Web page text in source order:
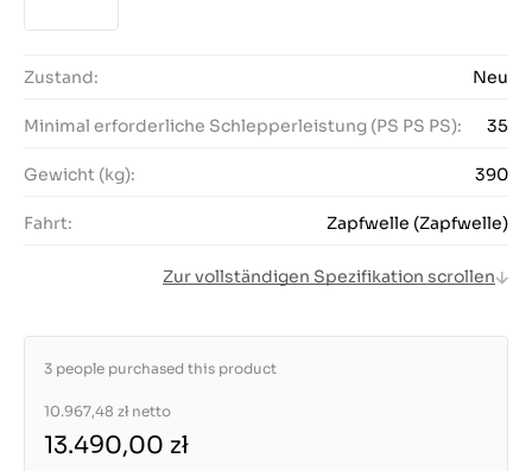
Zustand: Neu
Minimal erforderliche Schlepperleistung (PS PS PS): 35
Gewicht (kg): 390
Fahrt: Zapfwelle (Zapfwelle)
Zur vollständigen Spezifikation scrollen
3 people purchased this product
10.967,48 zł netto
13.490,00 zł